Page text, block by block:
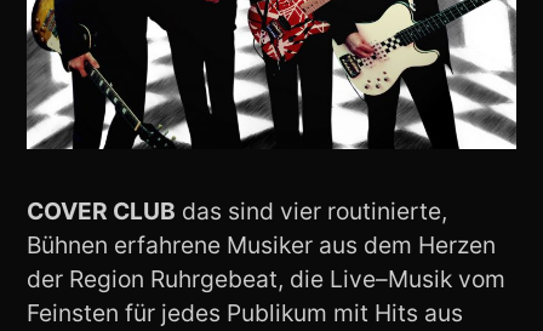
COVER CLUB das sind vier routinierte,
Bühnen erfahrene Musiker aus dem Herzen
der Region Ruhrgebeat, die Live–Musik vom
Feinsten für jedes Publikum mit Hits aus